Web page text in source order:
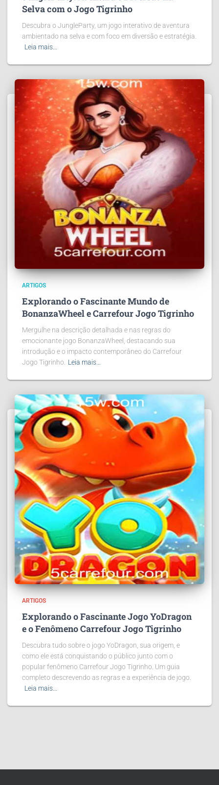
Selva com o Jogo Tigrinho
Descubra o JungleParty, um jogo interativo de aventura
ambientado na selva e com foco em diversão e estratégia.
Leia mais…
ARTIGOS
Explorando o Fascinante Mundo de
BonanzaWheel e Carrefour Jogo Tigrinho
Mergulhe na descrição detalhada e nas regras do
emocionante jogo BonanzaWheel, destacando sua
introdução e o impacto contemporâneo do Carrefour
Jogo Tigrinho.
Leia mais…
ARTIGOS
Explorando o Fascinante Jogo YoDragon
e o Fenômeno Carrefour Jogo Tigrinho
Descubra tudo sobre o jogo YoDragon, sua origem, e
como ele está conquistando o público junto com o
popular fenômeno Carrefour Jogo Tigrinho. Um guia
completo descrevendo as regras e a experiência de jogo.
Leia mais…